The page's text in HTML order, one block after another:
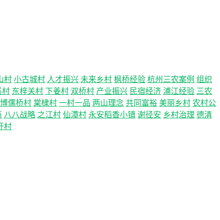
村 小古城村 人才振兴 未来乡村 枫桥经验 杭州三农案例 组织
村 东梓关村 下姜村 双桥村 产业振兴 民宿经济 浦江经验 三农
博儒桥村 棠棣村 一村一品 两山理念 共同富裕 美丽乡村 农村公
八八战略 之江村 仙潭村 永安稻香小镇 谢径安 乡村治理 德清
村